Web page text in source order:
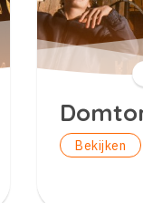
Bekijken